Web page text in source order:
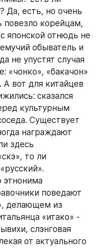
Да, есть, но очень
повезло корейцам,
японской отнюдь не
обыватель и
не упустят случая
«чонко», «бакачон»
вот для китайцев
сказался
культурным
Существует
награждают
здесь
то ли
этнонима
поведают
делающем из
«итако» -
слэнговая
от актуального